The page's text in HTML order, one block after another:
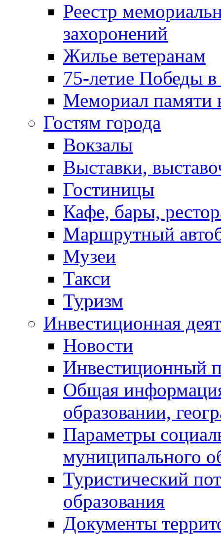
Реестр
захоронений
Жилье ветеранам
75-летие Победы
Мемориал памяти
Гостям города
Вокзалы
Выставки,
Гостиницы
Кафе, бары,
Маршрутный
Музеи
Такси
Туризм
Инвестиционная
Новости
Инвестиционный
Общая
образовании,
Параметры
муниципального
Туристический
образования
Документы